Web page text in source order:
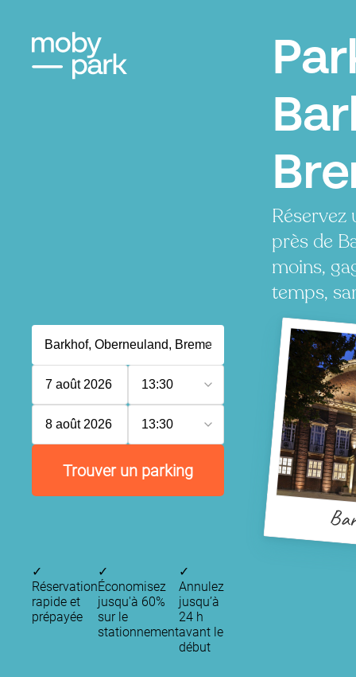
Réservez
près de
moins,
temps,
7 août 2026 13:30
8 août 2026 13:30
Trouver un parking
✓
Réservation
rapide et
prépayée
✓
Économisez
jusqu'à 60%
sur le
stationnement
✓
Annulez
jusqu’à
24 h
avant le
début